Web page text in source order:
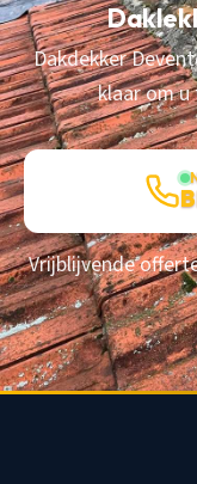
Dakdekker
klaar om u
Vrijblijvende